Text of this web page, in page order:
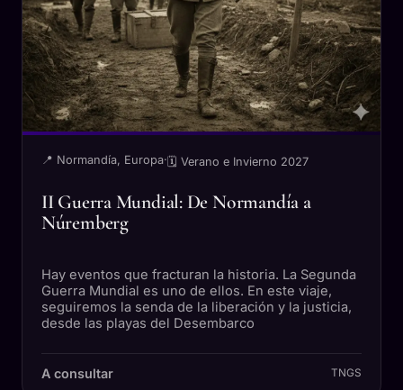
📍 Normandía, Europa·🗓 Verano e Invierno 2027
II Guerra Mundial: De Normandía a
Núremberg
Hay eventos que fracturan la historia. La Segunda
Guerra Mundial es uno de ellos. En este viaje,
seguiremos la senda de la liberación y la justicia,
desde las playas del Desembarco
A consultar TNGS